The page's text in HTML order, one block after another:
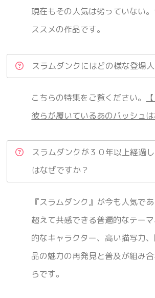
現在もその人気は劣っていない
ススメの作品です。
スラムダンクにはどの様な登場
こちらの特集をご覧ください。
彼らが履いているあのバッシュは
スラムダンクが３０年以上経過
はなぜですか？
『スラムダンク』が今も人気で
超えて共感できる普遍的なテー
的なキャラクター、高い描写力
品の魅力の再発見と普及が組み
らです。